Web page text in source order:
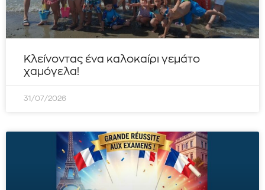
Κλείνοντας ένα καλοκαίρι γεμάτο
χαμόγελα!
31/07/2026